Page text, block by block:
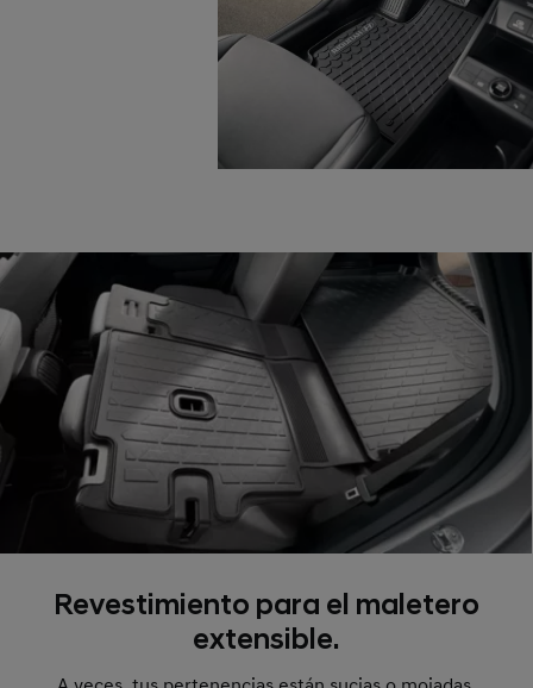
Revestimiento para el maletero
extensible.